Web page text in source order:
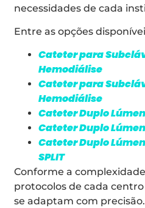
necessidades de cada
Entre as opções
Cateter para
Hemodiálise
Cateter para
Hemodiálise
Cateter Duplo
Cateter Duplo
Cateter Duplo
SPLIT
Conforme a
protocolos de cada
se adaptam com